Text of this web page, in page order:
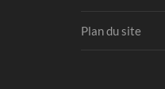
Plan du site